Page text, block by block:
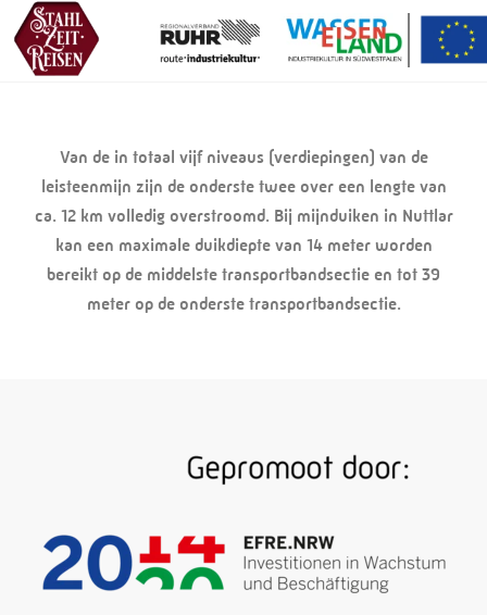
Van de in totaal vijf niveaus (verdiepingen) van de
leisteenmijn zijn de onderste twee over een lengte van
ca. 12 km volledig overstroomd. Bij mijnduiken in Nuttlar
kan een maximale duikdiepte van 14 meter worden
bereikt op de middelste transportbandsectie en tot 39
meter op de onderste transportbandsectie.